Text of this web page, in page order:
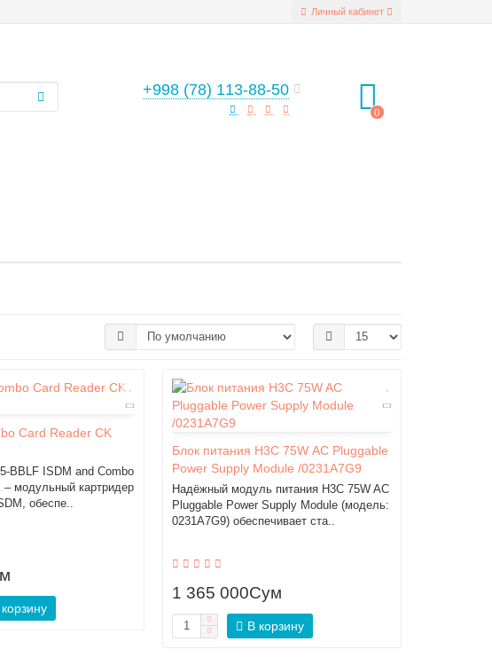
Личный кабинет
+998 (78) 113-88-50
0
Card Reader CK
BBLF ISDM and Combo
– модульный картридер
обеспе..
Блок питания H3C 75W AC Pluggable
Power Supply Module /0231A7G9
Надёжный модуль питания H3C 75W AC
Pluggable Power Supply Module (модель:
0231A7G9) обеспечивает ста..
1 365 000Сум
В корзину